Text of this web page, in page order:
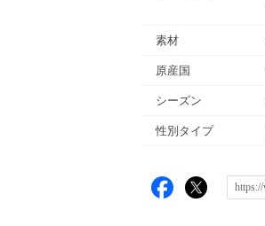
素材
原産国
シーズン
性別タイプ